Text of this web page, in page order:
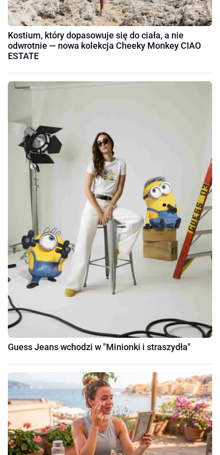
Kostium, który dopasowuje się do ciała, a nie
odwrotnie — nowa kolekcja Cheeky Monkey CIAO
ESTATE
Guess Jeans wchodzi w "Minionki i straszydła"